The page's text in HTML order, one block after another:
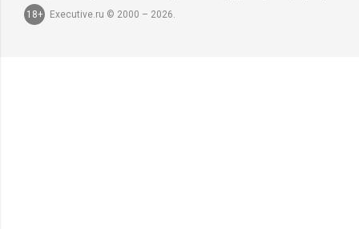
18+
Executive.ru © 2000 – 2026.